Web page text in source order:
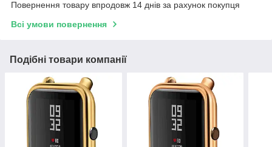
Повернення товару впродовж 14 днів за рахунок покупця
Всі умови повернення
Подібні товари компанії